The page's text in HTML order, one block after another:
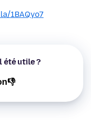
1BAQyo7
été utile ?